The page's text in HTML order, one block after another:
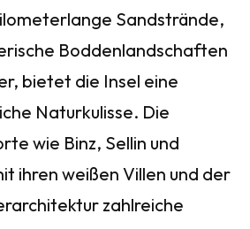
Sandstrände,
Boddenlandschaften
bietet die Insel eine
Naturkulisse. Die
wie Binz, Sellin und
ihren weißen Villen und der
zahlreiche